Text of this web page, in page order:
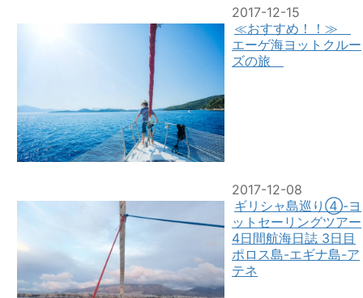
2017-12-15
≪おすすめ！！≫
エーゲ海ヨットクルー
ズの旅
2017-12-08
ギリシャ島巡り④-ヨ
ットセーリングツアー
4日間航海日誌 3日目
ポロス島-エギナ島-ア
テネ